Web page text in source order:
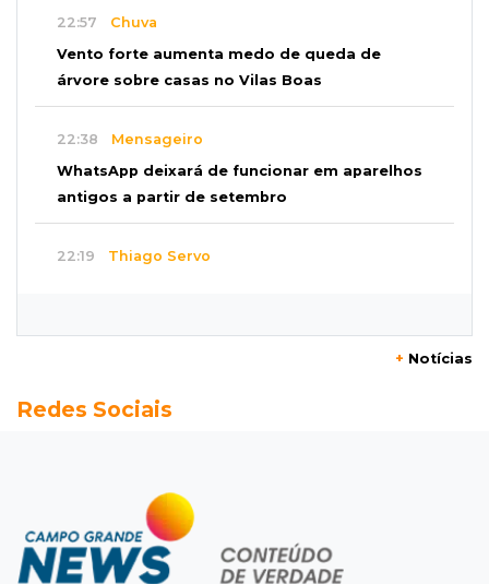
22:57 Chuva
Vento forte aumenta medo de queda de
árvore sobre casas no Vilas Boas
22:38 Mensageiro
WhatsApp deixará de funcionar em aparelhos
antigos a partir de setembro
22:19 Thiago Servo
Semana vai começar com 909 novas
Flagrante
Motorista atinge carro parado, perde
retrovisor e foge no Jardim Antártica
+ Notícias
Redes Sociais